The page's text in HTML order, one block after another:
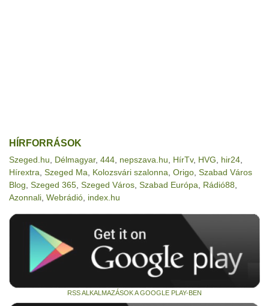
HÍRFORRÁSOK
Szeged.hu Délmagyar, 444 nepszava.hu HírTv, HVG hir24
Hírextra Szeged Ma Kolozsvári szalonna Origo Szabad Város
Blog Szeged 365 Szeged Város Szabad Európa Rádió88
Azonnali Webrádió index.hu
RSS ALKALMAZÁSOK A GOOGLE PLAY-BEN